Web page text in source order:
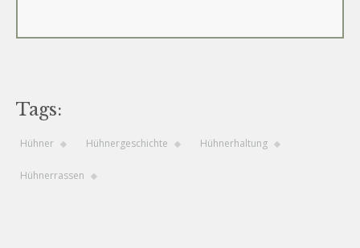
Tags:
Hühner Hühnergeschichte Hühnerhaltung
Hühnerrassen